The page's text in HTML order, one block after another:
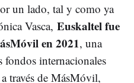
un lado, tal y como ya
Vasca, Euskaltel fue
en 2021, una
internacionales
través de MásMóvil,